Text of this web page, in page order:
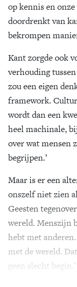
op kennis en
doordrenkt van
bekrompen
Kant zorgde ook
verhouding
zou een eigen
framework.
wordt dan een
heel machinale,
over wat mensen
begrijpen.’
Maar is er een
onszelf niet zien
Geesten
wereld. Menszijn
hebt met
met de wereld.
geen slecht begin.’